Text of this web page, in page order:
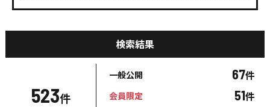
検索結果
523件
一般公開 67件
会員限定 51件